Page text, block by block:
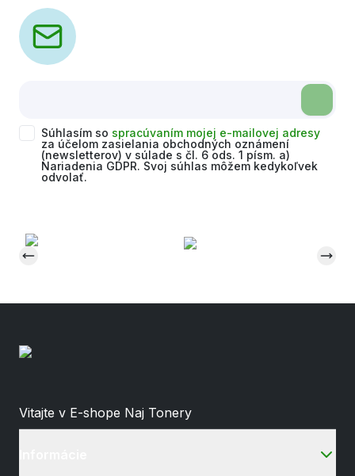
Súhlasím so spracúvaním mojej e-mailovej adresy
za účelom zasielania obchodných oznámení
(newsletterov) v súlade s čl. 6 ods. 1 písm. a)
Nariadenia GDPR. Svoj súhlas môžem kedykoľvek
odvolať.
Vitajte v E-shope Naj Tonery